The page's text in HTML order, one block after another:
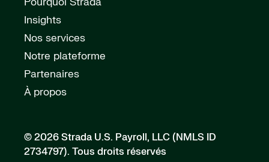
Insights
Nos services
Notre plateforme
Partenaires
À propos
© 2026 Strada U.S. Payroll, LLC (NMLS ID
2734797). Tous droits réservés